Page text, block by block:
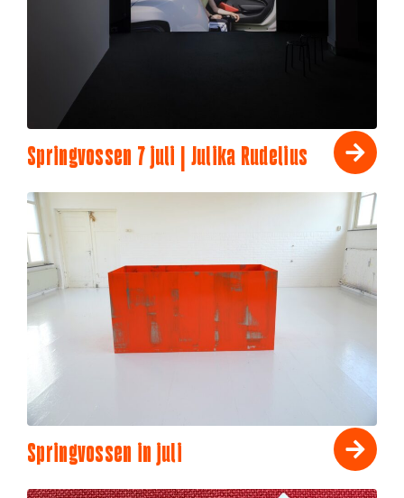
Springvossen 7 juli | Julika Rudelius
Springvossen in juli